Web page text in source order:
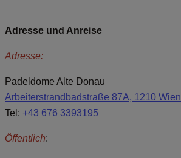
Adresse und Anreise
Adresse:
Padeldome Alte Donau
Arbeiterstrandbadstraße 87A, 1210 Wien
Tel: +43 676 3393195
Öffentlich: